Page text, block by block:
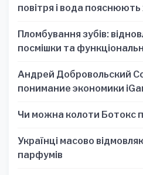
повітря і вода
Пломбування зубів:
посмішки та
Андрей Добровольский
понимание экономики
Чи можна колоти Ботокс
Українці масово
парфумів